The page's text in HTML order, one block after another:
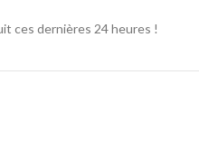
ces dernières 24 heures !